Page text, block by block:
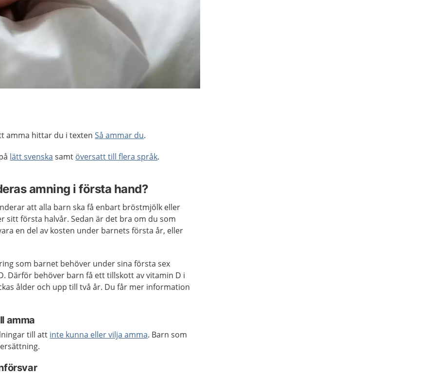
amma hittar du i textenSå ammar du.
lätt svenska samt översatt till flera språk.
amning i första hand?
att alla barn ska få enbart bröstmjölk eller
sitt första halvår. Sedan är det bra om du som
en del av kosten under barnets första år, eller
som barnet behöver under sina första sex
Därför behöver barn få ett tillskott av vitamin D i
ålder och upp till två år. Du får mer information
amma
till att inte kunna eller vilja amma. Barn som